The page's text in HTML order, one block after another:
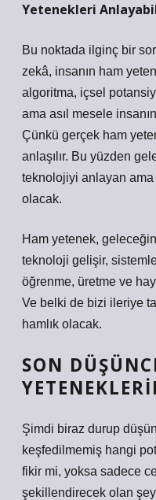
Yetenekleri
Bu noktada ilginç bir
zekâ, insanın ham
algoritma, içsel
ama asıl mesele
Çünkü gerçek ham
anlaşılır. Bu yüzden
teknolojiyi anlayan
olacak.
Ham yetenek,
teknoloji gelişir,
öğrenme, üretme ve
Ve belki de bizi ileriye
hamlık olacak.
SON
Şimdi biraz durup
keşfedilmemiş hangi
fikir mi, yoksa sadece
şekillendirecek olan